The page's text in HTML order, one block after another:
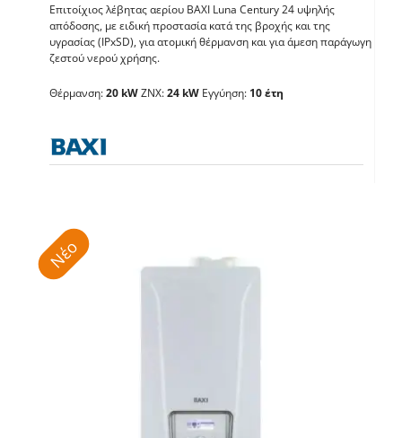
BAXI Luna Century 24
Λέβητες με άμεση παραγωγή ΖΝX
Επιτοίχιος λέβητας αερίου BAXI Luna Century 24 υψηλής
απόδοσης, με ειδική προστασία κατά της βροχής και της
υγρασίας (IPxSD), για ατομική θέρμανση και για άμεση παράγωγη
ζεστού νερού χρήσης.
Θέρμανση:20 kWΖΝΧ:24 kWΕγγύηση: 10 έτη
Νέο